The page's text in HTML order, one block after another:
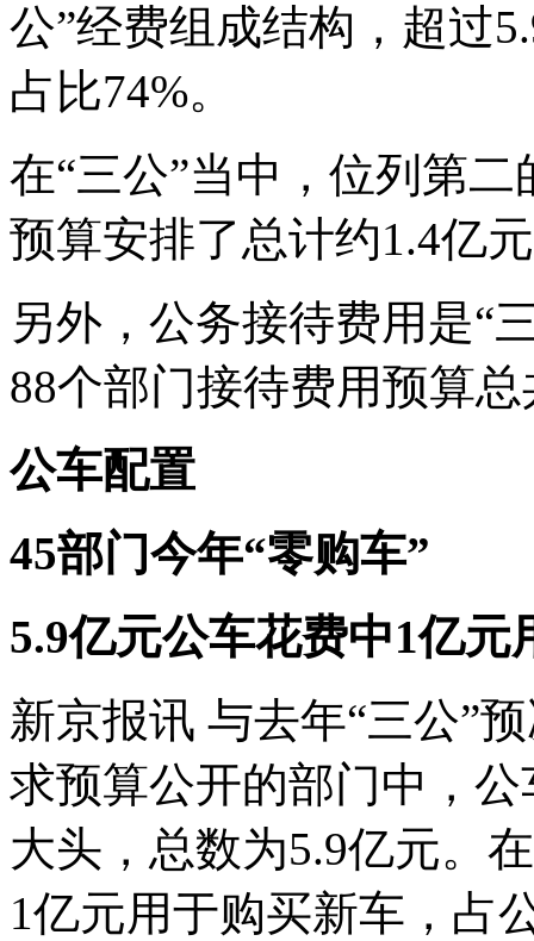
公”经费组成结构，超过
占比74%。
在“三公”当中，位列第
预算安排了总计约1.4亿
另外，公务接待费用是“
88个部门接待费用预算
公车配置
45部门今年“零购车”
5.9亿元公车花费中1亿元
新京报讯 与去年“三公”
求预算公开的部门中，
大头，总数为5.9亿元。
1亿元用于购买新车，占